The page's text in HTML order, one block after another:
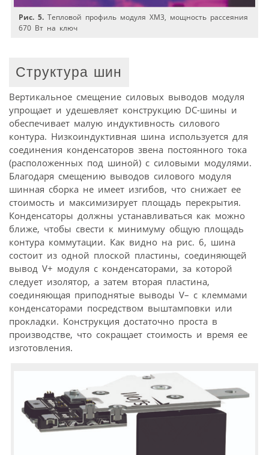
Рис. 5. Тепловой профиль модуля XM3, мощность рассеяния
670 Вт на ключ
Структура шин
Вертикальное смещение силовых выводов модуля
упрощает и удешевляет конструкцию DC-шины и
обеспечивает малую индуктивность силового
контура. Низкоиндуктивная шина используется для
соединения конденсаторов звена постоянного тока
(расположенных под шиной) с силовыми модулями.
Благодаря смещению выводов силового модуля
шинная сборка не имеет изгибов, что снижает ее
стоимость и максимизирует площадь перекрытия.
Конденсаторы должны устанавливаться как можно
ближе, чтобы свести к минимуму общую площадь
контура коммутации. Как видно на рис. 6, шина
состоит из одной плоской пластины, соединяющей
вывод V+ модуля с конденсаторами, за которой
следует изолятор, а затем вторая пластина,
соединяющая приподнятые выводы V– с клеммами
конденсаторами посредством выштамповки или
прокладки. Конструкция достаточно проста в
производстве, что сокращает стоимость и время ее
изготовления.